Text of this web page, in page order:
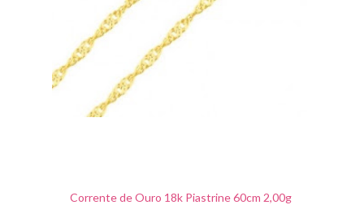
Corrente de Ouro 18k Piastrine 60cm 2,00g